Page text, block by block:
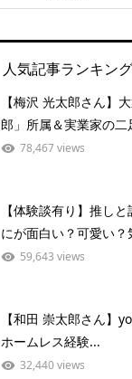
人気記事ランキング
【梅沢 光太郎さん】
郎」所属＆実業家の二
78,467 views
【体験談有り】推し
にが面白い？可愛い？
59,643 views
【和田 崇太郎さん】
ホームレス経験...
32,440 views